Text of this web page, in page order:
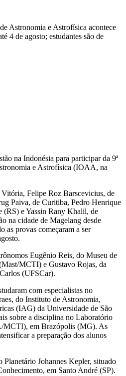
Astronomia e Astrofísica acontece
4 de agosto; estudantes são de
na Indonésia para participar da 9ª
e Astrofísica (IOAA, na
Felipe Roz Barscevicius, de
Paiva, de Curitiba, Pedro Henrique
(RS) e Yassin Rany Khalil, de
na cidade de Magelang desde
as provas começaram a ser
Eugênio Reis, do Museu de
MCTI) e Gustavo Rojas, da
(UFSCar).
com especialistas no
do Instituto de Astronomia,
(IAG) da Universidade de São
sobre a disciplina no Laboratório
MCTI), em Brazópolis (MG). As
a preparação dos alunos
Planetário Johannes Kepler, situado
em Santo André (SP).